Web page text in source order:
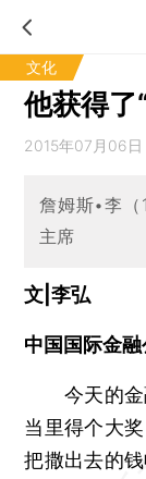
文化
他获得了
2015年07月06日
詹姆斯•李
主席
文|李弘
中国国际金
今天的金
当里得个大
把撒出去的